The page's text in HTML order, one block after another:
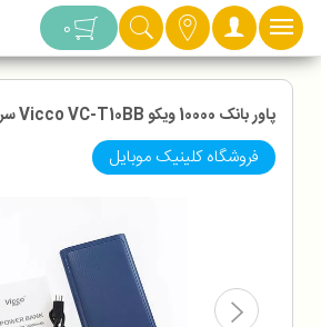
دسته بندی 0
پاور بانک 10000 ویکو Vicco VC-T10BB سرمه ای
فروشگاه کلینیک موبایل